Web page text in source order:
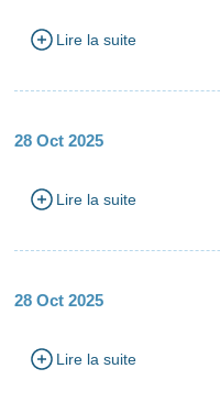
Lire la suite
28 Oct 2025
Lire la suite
28 Oct 2025
Lire la suite